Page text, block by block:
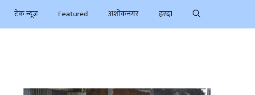
टेक न्यूज Featured अशोकनगर हरदा